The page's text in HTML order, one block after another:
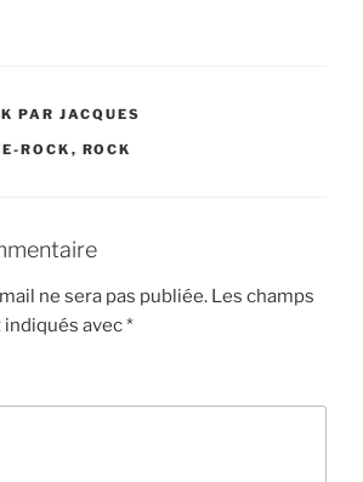
PAR JACQUES
ROCK , ROCK
ne sera pas publiée. Les champs
avec*